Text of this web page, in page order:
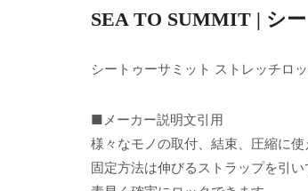
SEA TO SUMMIT | シ
シートゥーサミット ストレッチロ
■メーカー説明文引用
様々なモノの取付、結束、圧縮に使
固定方法は伸びるストラップを引い